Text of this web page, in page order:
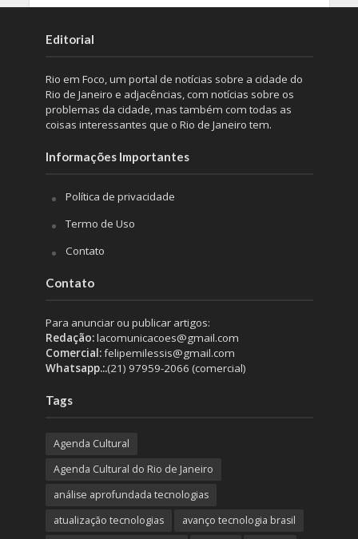
Editorial
Rio em Foco, um portal de notícias sobre a cidade do
Rio de Janeiro e adjacências, com notícias sobre os
problemas da cidade, mas também com todas as
coisas interessantes que o Rio de Janeiro tem.
Informações Importantes
Política de privacidade
Termo de Uso
Contato
Contato
Para anunciar ou publicar artigos:
Redação:lacomunicacoes@gmail.com
Comercial:felipemilessis@gmail.com
Whatsapp.:.(21) 97959-2066 (comercial)
Tags
Agenda Cultural
Agenda Cultural do Rio de Janeiro
análise aprofundada tecnologias
atualização tecnologias
avanço tecnologia brasil